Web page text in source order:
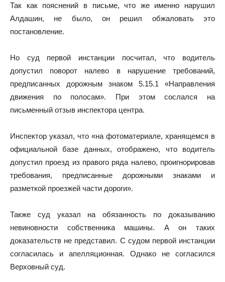
Так как пояснений в письме, что же именно нарушил
Алдашин, не было, он решил обжаловать это
постановление.
Но суд первой инстанции посчитал, что водитель
допустил поворот налево в нарушение требований,
предписанных дорожным знаком 5.15.1 «Направления
движения по полосам». При этом сослался на
письменный отзыв инспектора центра.
Инспектор указал, что «на фотоматериале, хранящемся в
официальной базе данных, отображено, что водитель
допустил проезд из правого ряда налево, проигнорировав
требования, предписанные дорожными знаками и
разметкой проезжей части дороги».
Также суд указал на обязанность по доказыванию
невиновности собственника машины. А он таких
доказательств не представил. С судом первой инстанции
согласилась и апелляционная. Однако не согласился
Верховный суд.